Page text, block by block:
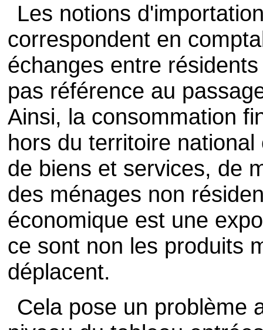
Les notions
correspondent en
échanges entre
pas référence au
Ainsi, la consommation
hors du territoire
de biens et services, de
des ménages non
économique est une
ce sont non les produits
déplacent.
Cela pose un problème